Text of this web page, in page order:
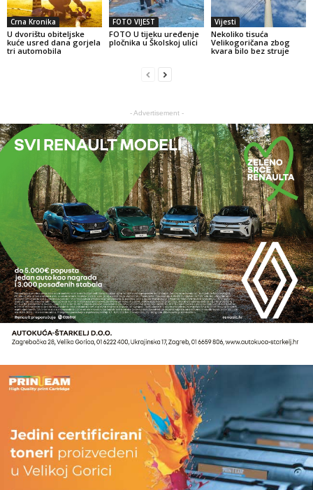
Crna Kronika
U dvorištu obiteljske
kuće usred dana gorjela
tri automobila
FOTO VIJEST
FOTO U tijeku uređenje
pločnika u Školskoj ulici
Vijesti
Nekoliko tisuća
Velikogoričana zbog
kvara bilo bez struje
- Advertisement -